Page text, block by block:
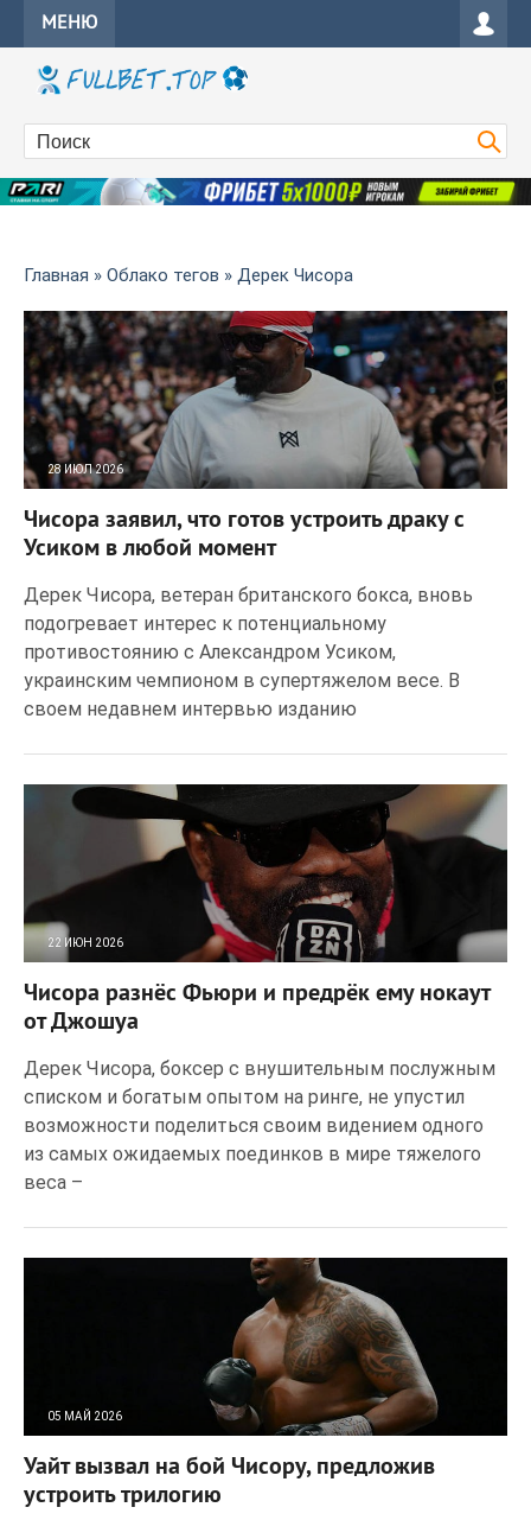
МЕНЮ
Главная » Облако тегов » Дерек Чисора
28 ИЮЛ 2026
Чисора заявил, что готов устроить драку с
Усиком в любой момент
Дерек Чисора, ветеран британского бокса, вновь
подогревает интерес к потенциальному
противостоянию с Александром Усиком,
украинским чемпионом в супертяжелом весе. В
своем недавнем интервью изданию
22 ИЮН 2026
Чисора разнёс Фьюри и предрёк ему нокаут
от Джошуа
Дерек Чисора, боксер с внушительным послужным
списком и богатым опытом на ринге, не упустил
возможности поделиться своим видением одного
из самых ожидаемых поединков в мире тяжелого
веса –
05 МАЙ 2026
Уайт вызвал на бой Чисору, предложив
устроить трилогию